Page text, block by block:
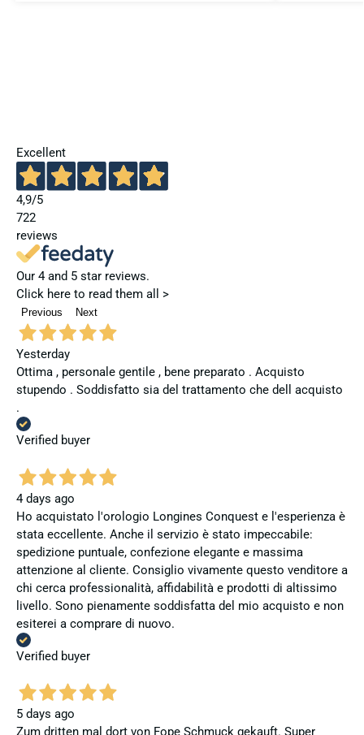
Excellent
4,9/5
722
reviews
Our 4 and 5 star reviews.
Click here to read them all >
Previous Next
Yesterday
Ottima , personale gentile , bene preparato . Acquisto
stupendo . Soddisfatto sia del trattamento che dell acquisto
.
Verified buyer
4 days ago
Ho acquistato l'orologio Longines Conquest e l'esperienza è
stata eccellente. Anche il servizio è stato impeccabile:
spedizione puntuale, confezione elegante e massima
attenzione al cliente. Consiglio vivamente questo venditore a
chi cerca professionalità, affidabilità e prodotti di altissimo
livello. Sono pienamente soddisfatta del mio acquisto e non
esiterei a comprare di nuovo.
Verified buyer
5 days ago
Zum dritten mal dort von Fope Schmuck gekauft. Super